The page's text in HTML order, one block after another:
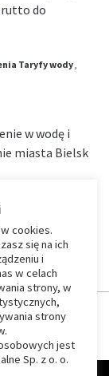
do
Taryfy wody,
w wodę i
miasta Bielsk
o.o.
cookies.
się na ich
i
w celach
strony, w
strony
jest
Sp. z o. o.